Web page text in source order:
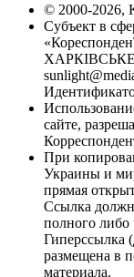
© 2000-2026,
Субъект в
ХАРКІВСЬКЕ
сайте,
При
Украины и
прямая
Ссылка
полного либо
Гиперссылка
размещена в
материала.